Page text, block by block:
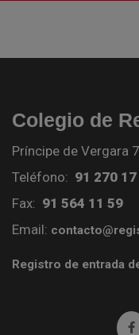
Colegio de
Príncipe de Vergara
Teléfono: 91 270
Fax: 91 564 11 59
Email:
Registro de entrada